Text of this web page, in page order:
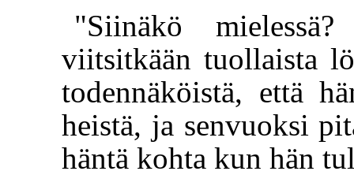
"Siinäkö
viitsitkään tuollaista
todennäköistä, että
heistä, ja senvuoksi
häntä kohta kun hän